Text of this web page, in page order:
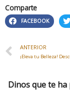
Comparte
FACEBOOK
ANTERIOR
Dinos que te ha